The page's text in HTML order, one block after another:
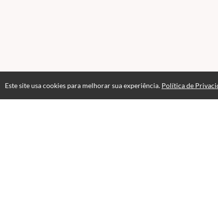
Este site usa cookies para melhorar sua experiência. Política de